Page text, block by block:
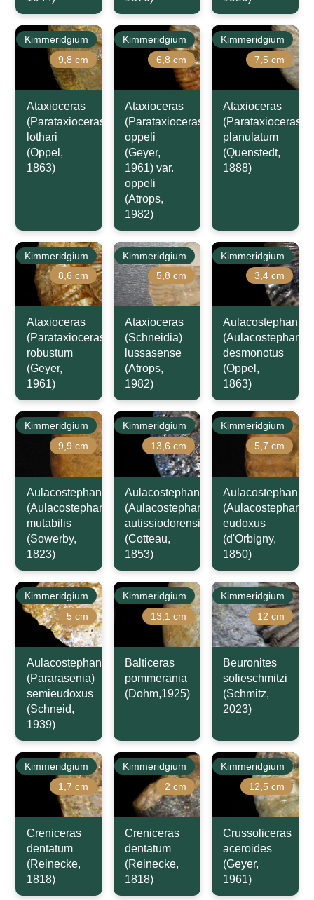
Kimmeridgium
9,8 cm
Ataxioceras
(Parataxioceras)
lothari
(Oppel,
1863)
Kimmeridgium
6,8 cm
Ataxioceras
(Parataxioceras)
oppeli
(Geyer,
1961) var.
oppeli
(Atrops,
1982)
Kimmeridgium
7,5 cm
Ataxioceras
(Parataxioceras)
planulatum
(Quenstedt,
1888)
Kimmeridgium
8,6 cm
Ataxioceras
(Parataxioceras)
robustum
(Geyer,
1961)
Kimmeridgium
5,8 cm
Ataxioceras
(Schneidia)
lussasense
(Atrops,
1982)
Kimmeridgium
3,4 cm
Aulacostephanus
desmonotus
(Oppel,
1863)
Kimmeridgium
9,9 cm
Aulacostephanus
(Aulacostephanoides)
mutabilis
(Sowerby,
1823)
Kimmeridgium
13,6 cm
Aulacostephanus
(Aulacostephanus)
autissiodorensis
(Cotteau,
1853)
Kimmeridgium
5,7 cm
Aulacostephanus
eudoxus
(d'Orbigny,
1850)
Kimmeridgium
5 cm
Aulacostephanus
(Pararasenia)
semieudoxus
(Schneid,
1939)
Kimmeridgium
13,1 cm
Balticeras
pommerania
(Dohm,1925)
Kimmeridgium
12 cm
Beuronites
sofieschmitzi
(Schmitz,
2023)
Kimmeridgium
1,7 cm
Creniceras
dentatum
(Reinecke,
1818)
Kimmeridgium
2 cm
Creniceras
dentatum
(Reinecke,
1818)
Kimmeridgium
12,5 cm
Crussoliceras
aceroides
(Geyer,
1961)